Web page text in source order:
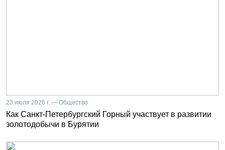
23 июля 2026 г. — Общество
Как Санкт-Петербургский Горный участвует в развитии
золотодобычи в Бурятии